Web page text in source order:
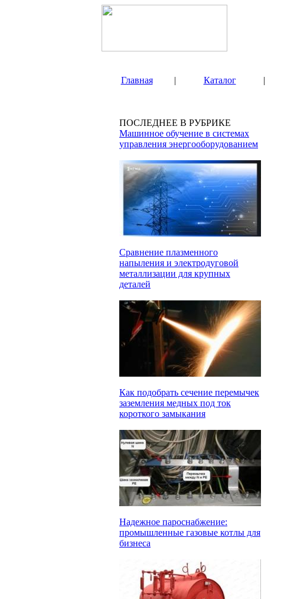
Главная | Каталог |
ПОСЛЕДНЕЕ В РУБРИКЕ
Машинное обучение в системах
управления энергооборудованием
Сравнение плазменного
напыления и электродуговой
металлизации для крупных
деталей
Как подобрать сечение перемычек
заземления медных под ток
короткого замыкания
Надежное пароснабжение:
промышленные газовые котлы для
бизнеса